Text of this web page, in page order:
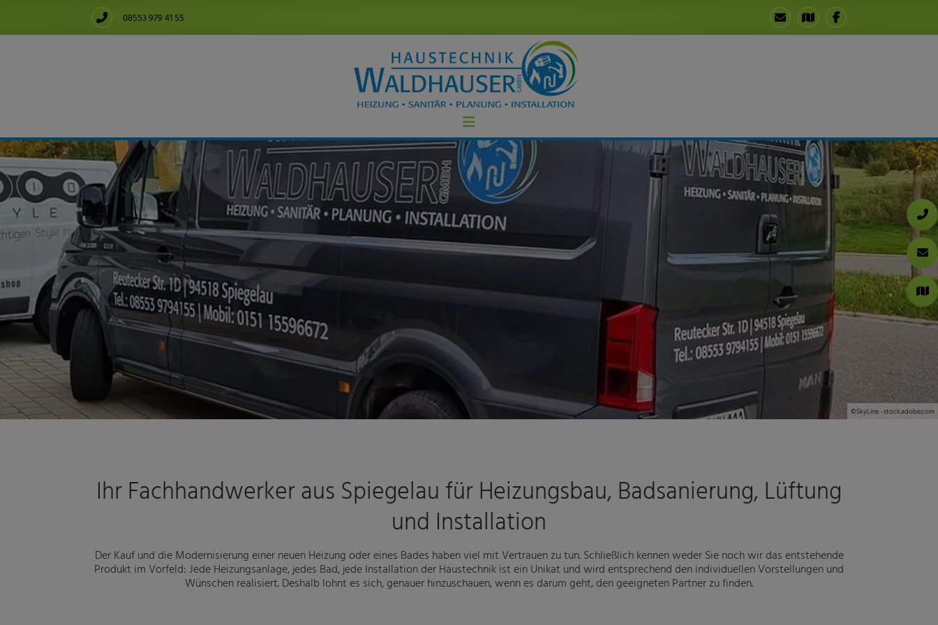
08553 979 41 55
©SkyLine - stock.adobe.com
Ihr Fachhandwerker aus Spiegelau für Heizungsbau, Badsanierung, Lüftung
und Installation
Der Kauf und die Modernisierung einer neuen Heizung oder eines Bades haben viel mit Vertrauen zu tun. Schließlich kennen weder Sie noch wir das entstehende
Produkt im Vorfeld: Jede Heizungsanlage, jedes Bad, jede Installation der Haustechnik ist ein Unikat und wird entsprechend den individuellen Vorstellungen und
Wünschen realisiert. Deshalb lohnt es sich, genauer hinzuschauen, wenn es darum geht, den geeigneten Partner zu finden.
schließen